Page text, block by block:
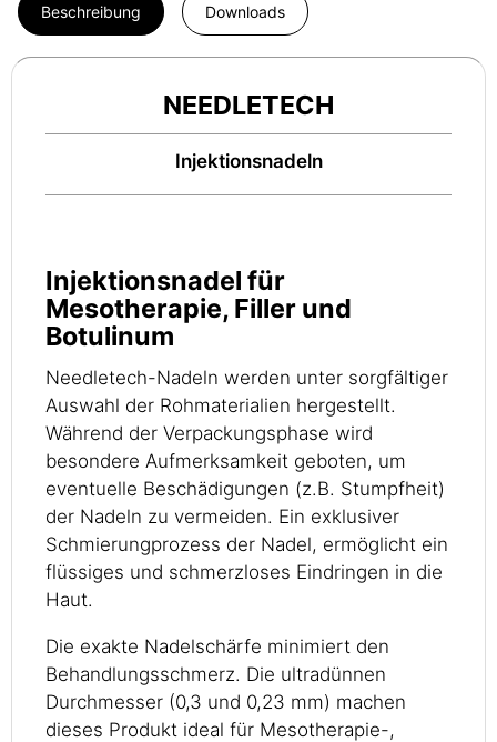
Beschreibung Downloads
NEEDLETECH
Injektionsnadeln
Injektionsnadel für
Mesotherapie, Filler und
Botulinum
Needletech-Nadeln werden unter sorgfältiger
Auswahl der Rohmaterialien hergestellt.
Während der Verpackungsphase wird
besondere Aufmerksamkeit geboten, um
eventuelle Beschädigungen (z.B. Stumpfheit)
der Nadeln zu vermeiden. Ein exklusiver
Schmierungprozess der Nadel, ermöglicht ein
flüssiges und schmerzloses Eindringen in die
Haut.
Die exakte Nadelschärfe minimiert den
Behandlungsschmerz. Die ultradünnen
Durchmesser (0,3 und 0,23 mm) machen
dieses Produkt ideal für Mesotherapie-,